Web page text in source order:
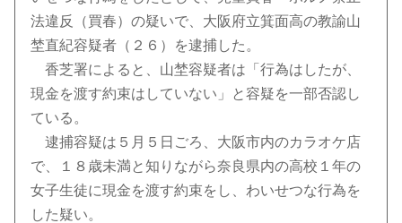
法違反（買春）の疑いで、大阪府立箕面高の教諭山
埜直紀容疑者（２６）を逮捕した。
香芝署によると、山埜容疑者は「行為はしたが、
現金を渡す約束はしていない」と容疑を一部否認し
ている。
逮捕容疑は５月５日ごろ、大阪市内のカラオケ店
で、１８歳未満と知りながら奈良県内の高校１年の
女子生徒に現金を渡す約束をし、わいせつな行為を
した疑い。